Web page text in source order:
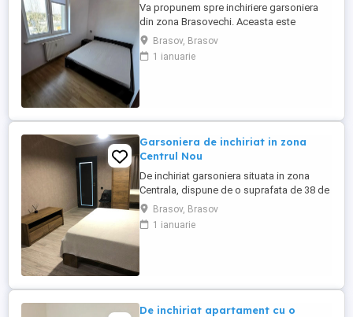
Va propunem spre inchiriere garsoniera
din zona Brasovechi. Aceasta este
decomandata, dispune de o suprafata de
38mp si se situeaza la etajul 2. Garsoniera
este potrivita si pentru studenti, avand
Brasov, Brasov
1 ianuarie
Garsoniera de inchiriat in zona
Centrul Nou
De inchiriat garsoniera situata in zona
Centrala, dispune de o suprafata de 38 de
mp, etajul 1, dispune si de un loc de
parcare. Mobilata si utilata complet, cu
acces facil la mijloacele de transport in
Brasov, Brasov
1 ianuarie
De inchiriat apartament cu o